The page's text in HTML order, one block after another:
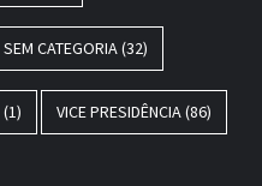
SEM CATEGORIA(32)
(1) VICE PRESIDÊNCIA(86)